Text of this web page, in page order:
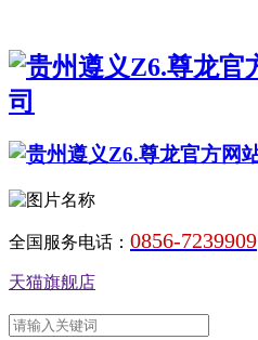
全国服务电话： 0856-7239909
天猫旗舰店